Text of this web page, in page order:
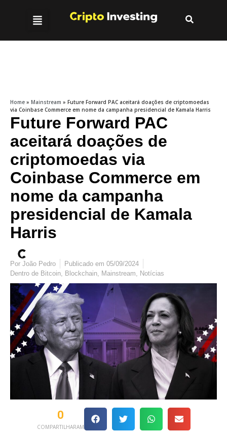
Home » Mainstream » Future Forward PAC aceitará doações de criptomoedas
via Coinbase Commerce em nome da campanha presidencial de Kamala Harris
Future Forward PAC
aceitará doações de
criptomoedas via
Coinbase Commerce em
nome da campanha
presidencial de Kamala
Harris
Por João Pedro Publicado em 05/09/2024
Dentro de Bitcoin, Blockchain, Mainstream, Notícias
COMPARTILHARAM
0